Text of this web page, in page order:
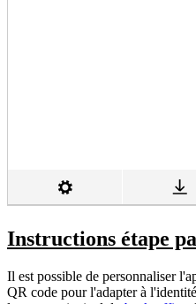
Instructions étape
Il est possible de personnaliser
QR code pour l'adapter à